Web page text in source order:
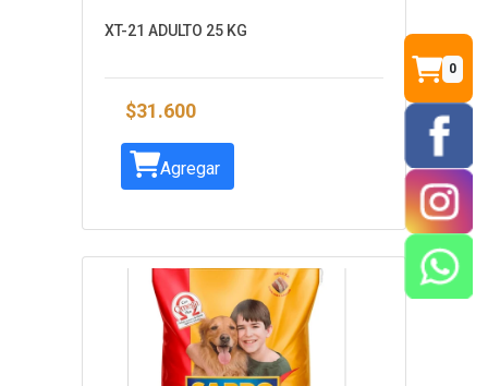
XT-21 ADULTO 25 KG
$31.600
Agregar
0